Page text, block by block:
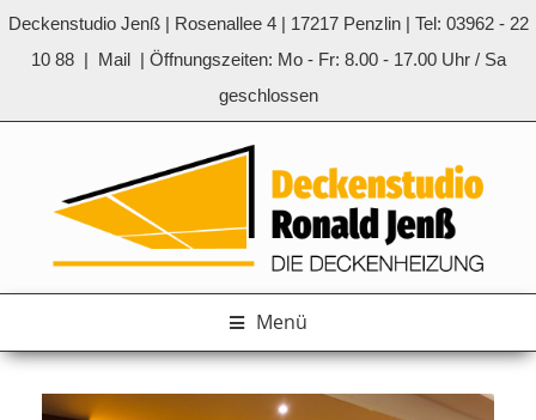
Deckenstudio Jenß | Rosenallee 4 | 17217 Penzlin | Tel: 03962 - 22
10 88 | Mail| Öffnungszeiten: Mo - Fr: 8.00 - 17.00 Uhr / Sa
geschlossen
springen
Menü